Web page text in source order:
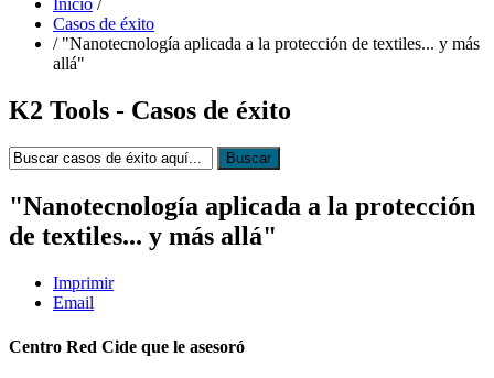
Casos de éxito
/ "Nanotecnología aplicada a la protección de textiles... y más
allá"
K2 Tools - Casos de éxito
"Nanotecnología aplicada a la protección
de textiles... y más allá"
Imprimir
Email
Centro Red Cide que le asesoró